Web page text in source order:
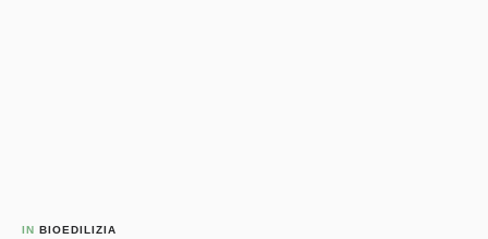
IN BIOEDILIZIA